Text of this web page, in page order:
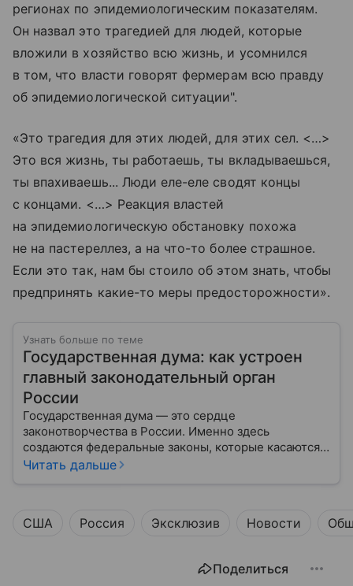
регионах по эпидемиологическим показателям.
Он назвал это трагедией для людей, которые
вложили в хозяйство всю жизнь, и усомнился
в том, что власти говорят фермерам всю правду
об эпидемиологической ситуации".
«Это трагедия для этих людей, для этих сел. <…>
Это вся жизнь, ты работаешь, ты вкладываешься,
ты впахиваешь... Люди еле-еле сводят концы
с концами. <…> Реакция властей
на эпидемиологическую обстановку похожа
не на пастереллез, а на что-то более страшное.
Если это так, нам бы стоило об этом знать, чтобы
предпринять какие-то меры предосторожности».
Узнать больше по теме
Государственная дума: как устроен
главный законодательный орган
России
Государственная дума — это сердце
законотворчества в России. Именно здесь
создаются федеральные законы, которые касаются
жизни каждого гражданина: от образования и
Читать дальше
США Россия Эксклюзив Новости
Поделиться